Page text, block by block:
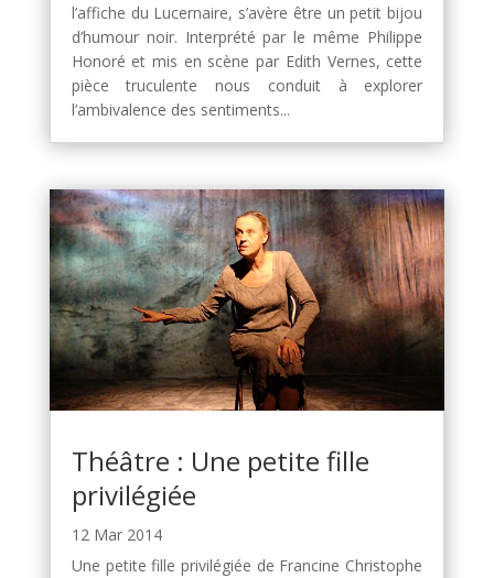
l’affiche du Lucernaire, s’avère être un petit bijou
d’humour noir. Interprété par le même Philippe
Honoré et mis en scène par Edith Vernes, cette
pièce truculente nous conduit à explorer
l’ambivalence des sentiments...
Théâtre : Une petite fille
privilégiée
12 Mar 2014
Une petite fille privilégiée de Francine Christophe